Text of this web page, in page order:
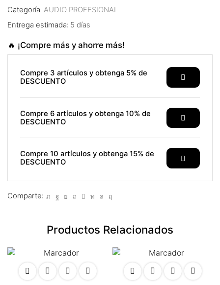
panel
panel
panel
panel
satın al
panel
panel
panel
Categoría AUDIO PROFESIONAL
Entrega estimada: 5 días
🔥 ¡Compre más y ahorre más!
Compre 3 artículos y obtenga 5% de
DESCUENTO
Compre 6 artículos y obtenga 10% de
DESCUENTO
Compre 10 artículos y obtenga 15% de
DESCUENTO
Comparte:
Productos Relacionados